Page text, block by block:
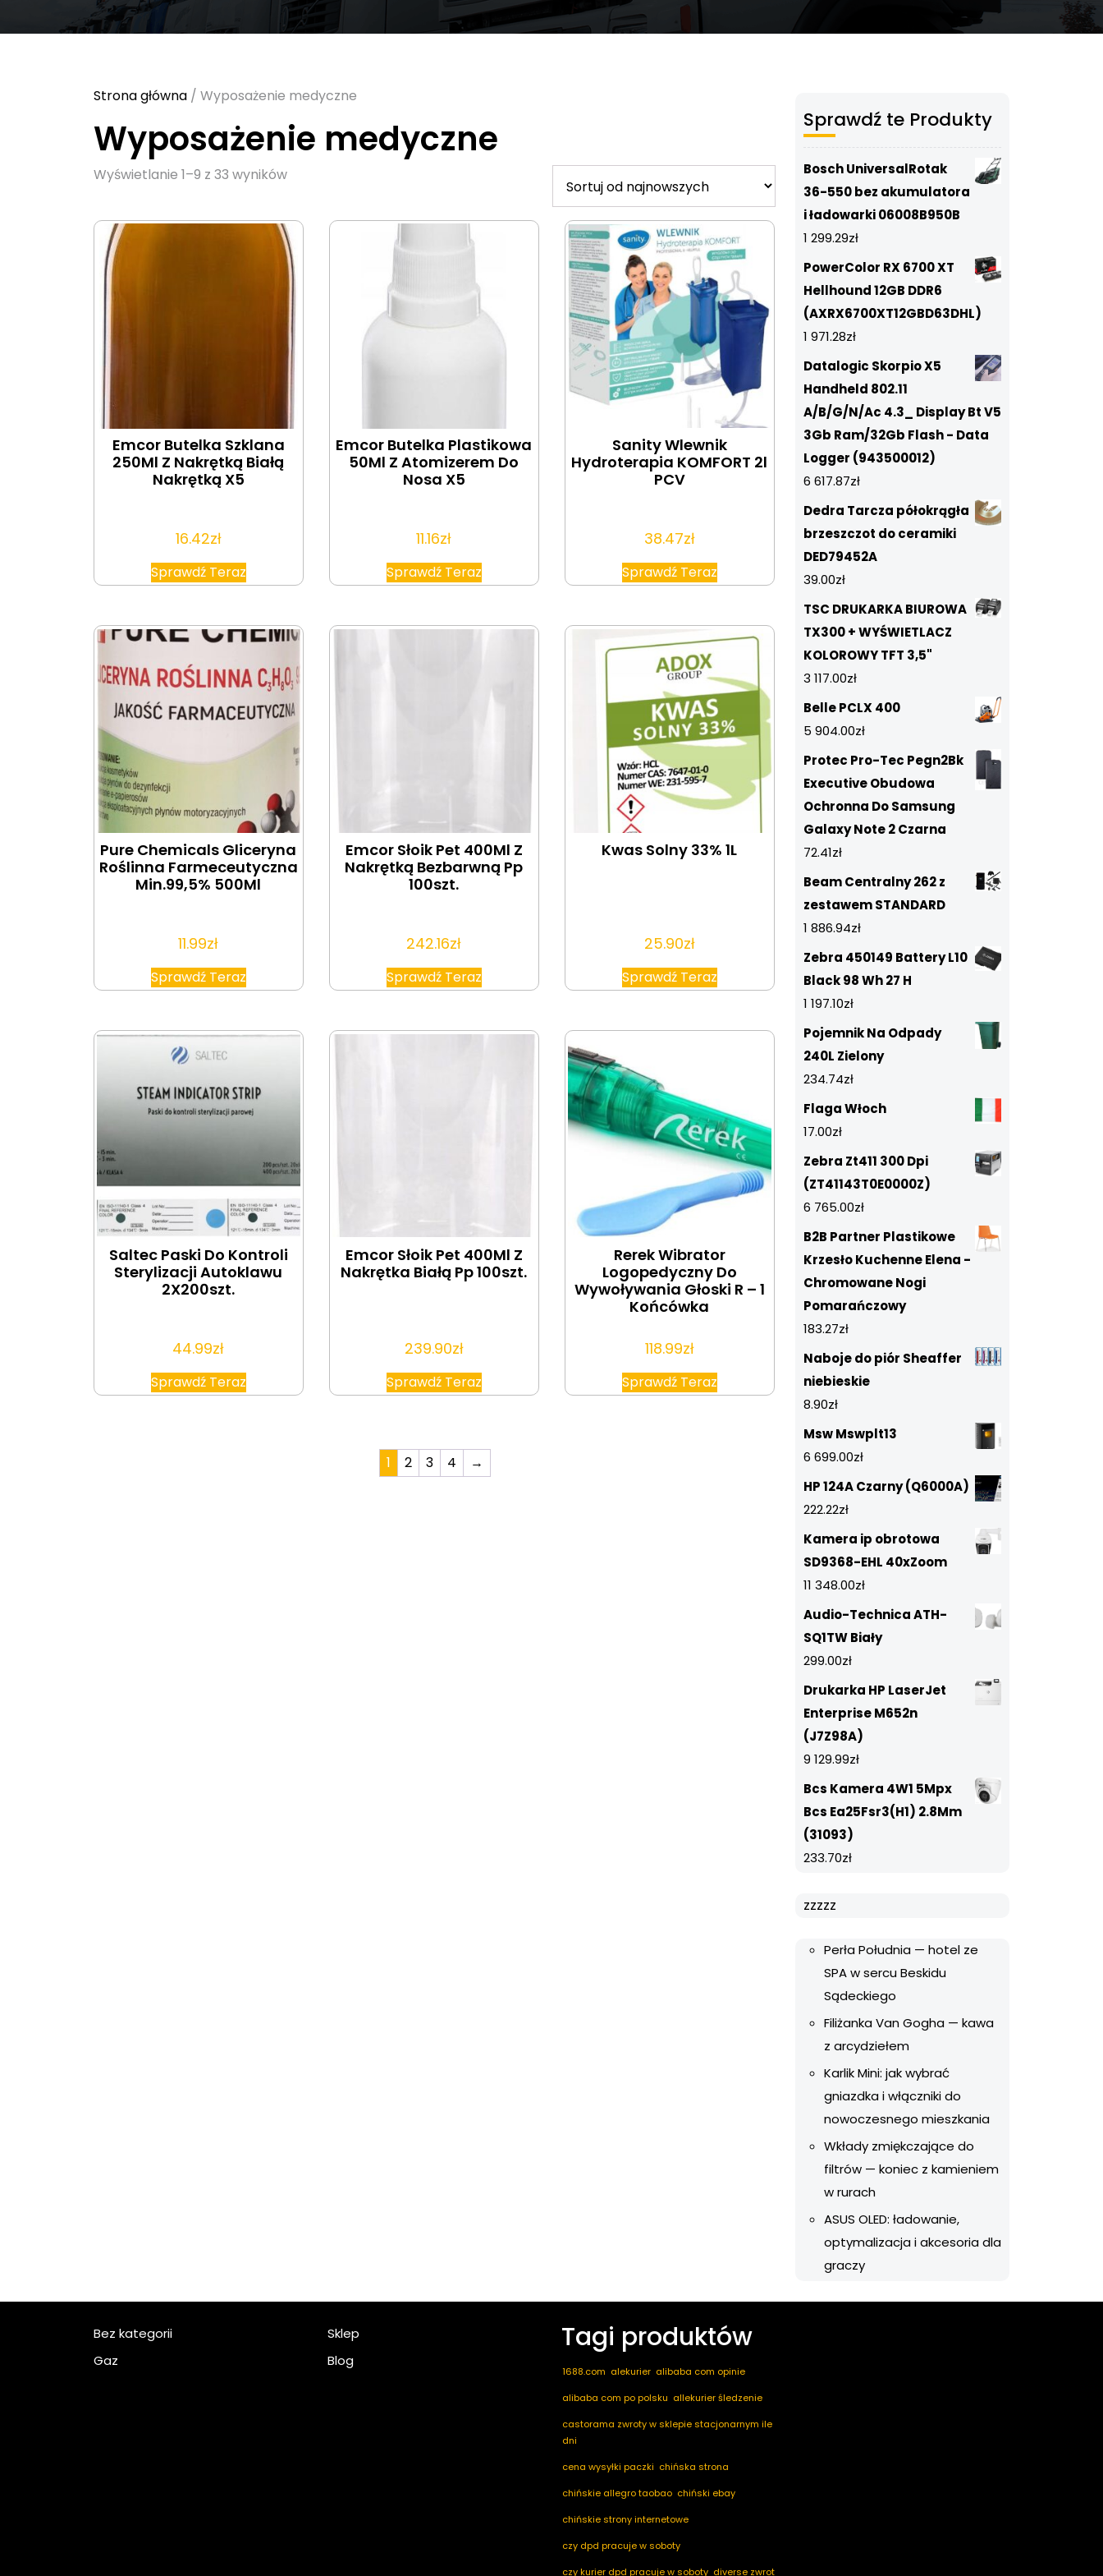
Strona główna / Wyposażenie medyczne
Wyposażenie medyczne
Wyświetlanie 1–9 z 33 wynikówSorted
Emcor Butelka Szklana
250Ml Z Nakrętką Białą
Nakrętką X5
16.42zł
Sprawdź Teraz
Emcor Butelka Plastikowa
50Ml Z Atomizerem Do
Nosa X5
11.16zł
Sprawdź Teraz
Sanity Wlewnik
Hydroterapia KOMFORT 2l
PCV
38.47zł
Sprawdź Teraz
Pure Chemicals Gliceryna
Roślinna Farmeceutyczna
Min.99,5% 500Ml
11.99zł
Sprawdź Teraz
Emcor Słoik Pet 400Ml Z
Nakrętką Bezbarwną Pp
100szt.
242.16zł
Sprawdź Teraz
Kwas Solny 33% 1L
25.90zł
Sprawdź Teraz
Saltec Paski Do Kontroli
Sterylizacji Autoklawu
2X200szt.
44.99zł
Sprawdź Teraz
Emcor Słoik Pet 400Ml Z
Nakrętka Białą Pp 100szt.
239.90zł
Sprawdź Teraz
Rerek Wibrator
Logopedyczny Do
Wywoływania Głoski R – 1
Końcówka
118.99zł
Sprawdź Teraz
1 2 3 4 →
Sprawdź te Produkty
Bosch UniversalRotak
36-550 bez akumulatora
i ładowarki 06008B950B
1 299.29zł
PowerColor RX 6700 XT
Hellhound 12GB DDR6
(AXRX6700XT12GBD63DHL)
1 971.28zł
Datalogic Skorpio X5
Handheld 802.11
A/B/G/N/Ac 4.3_ Display Bt V5
3Gb Ram/32Gb Flash - Data
Logger (943500012)
6 617.87zł
Dedra Tarcza półokrągła
brzeszczot do ceramiki
DED79452A
39.00zł
TSC DRUKARKA BIUROWA
TX300 + WYŚWIETLACZ
KOLOROWY TFT 3,5"
3 117.00zł
Belle PCLX 400
5 904.00zł
Protec Pro-Tec Pegn2Bk
Executive Obudowa
Ochronna Do Samsung
Galaxy Note 2 Czarna
72.41zł
Beam Centralny 262 z
zestawem STANDARD
1 886.94zł
Zebra 450149 Battery L10
Black 98 Wh 27 H
1 197.10zł
Pojemnik Na Odpady
240L Zielony
234.74zł
Flaga Włoch
17.00zł
Zebra Zt411 300 Dpi
(ZT41143T0E0000Z)
6 765.00zł
B2B Partner Plastikowe
Krzesło Kuchenne Elena -
Chromowane Nogi
Pomarańczowy
183.27zł
Naboje do piór Sheaffer
niebieskie
8.90zł
Msw Mswplt13
6 699.00zł
HP 124A Czarny (Q6000A)
222.22zł
Kamera ip obrotowa
SD9368-EHL 40xZoom
11 348.00zł
Audio-Technica ATH-
SQ1TW Biały
299.00zł
Drukarka HP LaserJet
Enterprise M652n
(J7Z98A)
9 129.99zł
Bcs Kamera 4W1 5Mpx
Bcs Ea25Fsr3(H1) 2.8Mm
(31093)
233.70zł
zzzzz
Perła Południa — hotel ze
SPA w sercu Beskidu
Sądeckiego
Filiżanka Van Gogha — kawa
z arcydziełem
Karlik Mini: jak wybrać
gniazdka i włączniki do
nowoczesnego mieszkania
Wkłady zmiękczające do
filtrów — koniec z kamieniem
w rurach
ASUS OLED: ładowanie,
optymalizacja i akcesoria dla
graczy
Bez kategorii
Gaz
Sklep
Blog
Tagi produktów
1688.com alekurier alibaba com opinie
alibaba com po polsku allekurier śledzenie
castorama zwroty w sklepie stacjonarnym ile
dni
cena wysyłki paczki chińska strona
chińskie allegro taobao chiński ebay
chińskie strony internetowe
czy dpd pracuje w soboty
czy kurier dpd pracuje w soboty diverse zwrot